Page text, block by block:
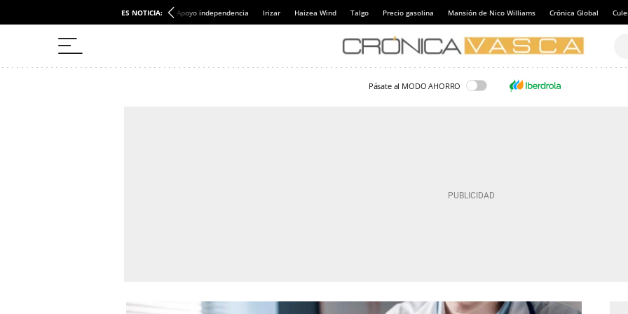
ES NOTICIA: Apoyo independencia Irizar Haizea Wind Talgo Precio gasolina Mansión de Nico Williams Crónica Global
Pásate al MODO AHORRO